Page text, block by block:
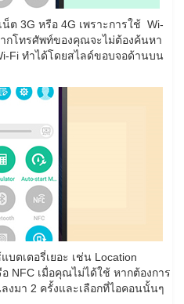
ต 3G หรือ 4G เพราะการใช้ Wi-
กโทรศัพท์ของคุณจะไม่ต้องค้นหา
Fi ทำได้โดยสไลด์ขอบจอด้านบน
ตเตอรี่เยอะ เช่น Location
NFC เมื่อคุณไม่ได้ใช้ หากต้องการ
งมา 2 ครั้งและเลือกที่ไอคอนนั้นๆ